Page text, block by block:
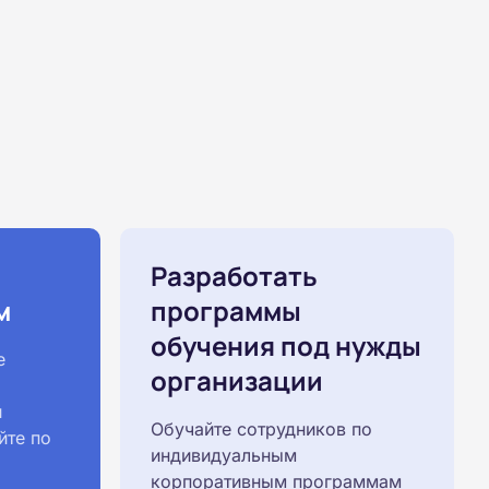
по
Разработать
программы
обучения под нужды
организации
Обучайте сотрудников по
индивидуальным
корпоративным программам